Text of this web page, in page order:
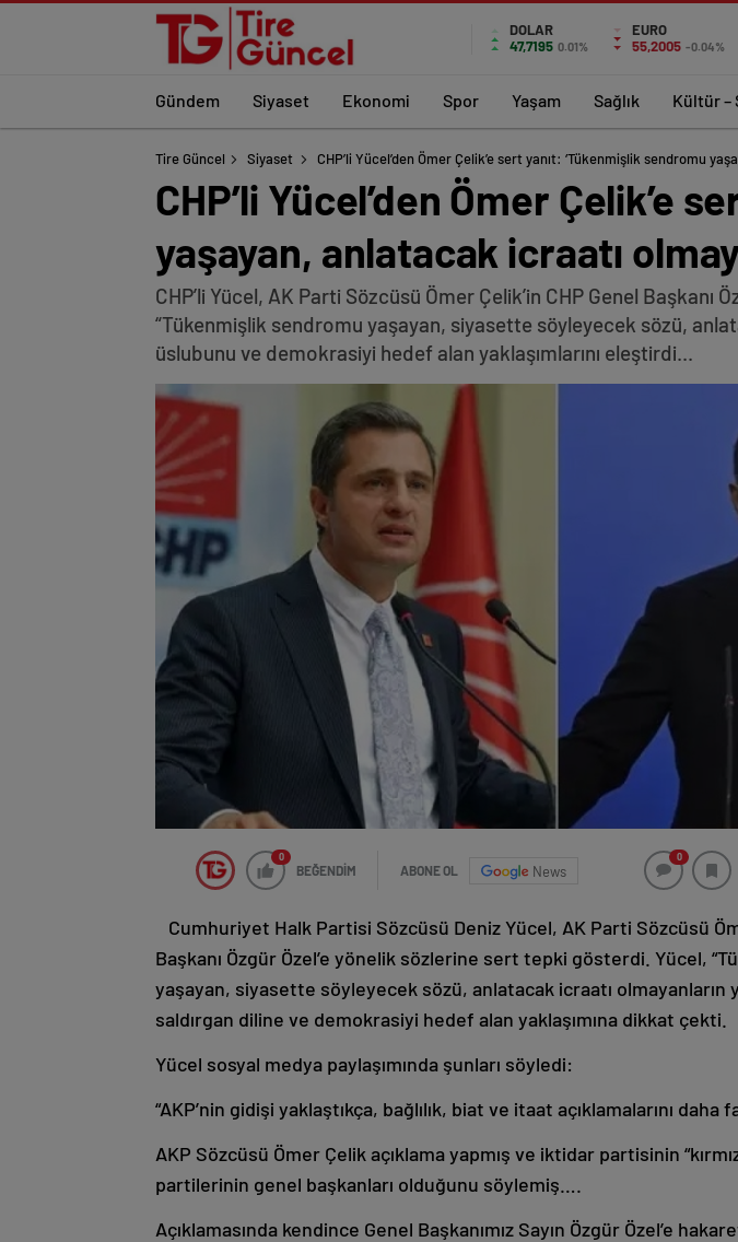
DOLAR
47,7195 0.01%
EURO
55,2005 -0.04%
Gündem Siyaset Ekonomi Spor Yaşam Sağlık Kültür –
Tire Güncel Siyaset CHP’li Yücel’den Ömer Çelik’e sert yanıt: ‘Tükenmişlik sendromu
CHP’li Yücel’den Ömer Çelik’e
yaşayan, anlatacak icraatı
CHP’li Yücel, AK Parti Sözcüsü Ömer Çelik’in CHP Genel
“Tükenmişlik sendromu yaşayan, siyasette söyleyecek sözü,
üslubunu ve demokrasiyi hedef alan yaklaşımlarını eleştirdi...
0
BEĞENDİM ABONE OL News
0
Cumhuriyet Halk Partisi Sözcüsü Deniz Yücel, AK Parti Sözcüsü
Başkanı Özgür Özel’e yönelik sözlerine sert tepki gösterdi. Yücel,
yaşayan, siyasette söyleyecek sözü, anlatacak icraatı olmayanların
saldırgan diline ve demokrasiyi hedef alan yaklaşımına dikkat çekti.
Yücel sosyal medya paylaşımında şunları söyledi:
“AKP’nin gidişi yaklaştıkça, bağlılık, biat ve itaat açıklamalarını daha
AKP Sözcüsü Ömer Çelik açıklama yapmış ve iktidar partisinin
partilerinin genel başkanları olduğunu söylemiş….
Açıklamasında kendince Genel Başkanımız Sayın Özgür Özel’e